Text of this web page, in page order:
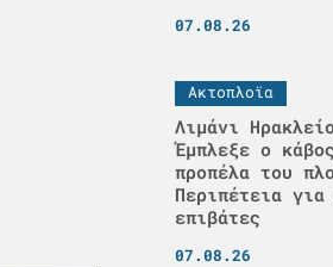
07.08.26
Ακτοπλοϊα
Λιμάνι
Έμπλεξε ο
προπέλα του
Περιπέτεια για
επιβάτες
07.08.26